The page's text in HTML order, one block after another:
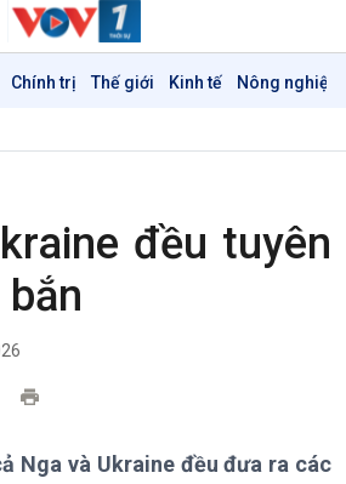
Chính trị Thế giới Kinh tế Nông nghiệp
đều tuyên
Nga và Ukraine đều đưa ra các